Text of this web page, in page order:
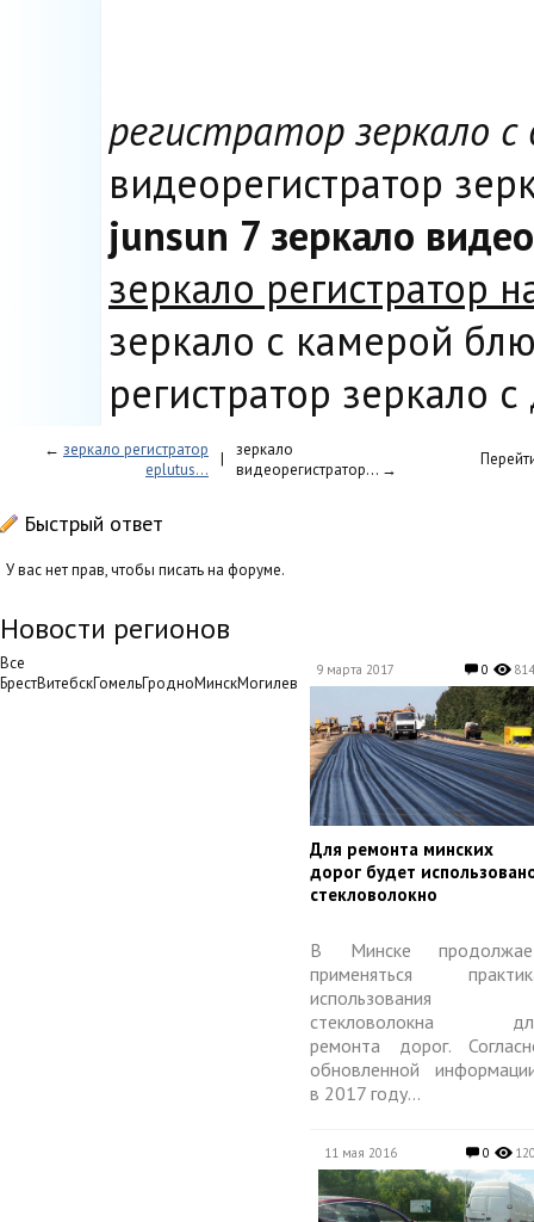
регистратор зеркало
видеорегистратор
junsun 7 зеркало
зеркало регистратор
зеркало с камерой
регистратор зеркало
← зеркало регистратор
eplutus...
|
зеркало
видеорегистратор... →
Быстрый ответ
У вас нет прав, чтобы писать на форуме.
Новости регионов
Все
БрестВитебскГомельГродноМинскМогилев
9 марта 2017 0 814
​Для ремонта минских
дорог будет
стекловолокно
В Минске
применяться
использования
стекловолокна
ремонта дорог.
обновленной
в 2017 году...
11 мая 2016 0